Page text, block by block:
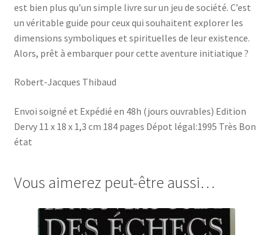
est bien plus qu’un simple livre sur un jeu de société. C’est
un véritable guide pour ceux qui souhaitent explorer les
dimensions symboliques et spirituelles de leur existence.
Alors, prêt à embarquer pour cette aventure initiatique ?
Robert-Jacques Thibaud
Envoi soigné et Expédié en 48h (jours ouvrables) Edition
Dervy 11 x 18 x 1,3 cm 184 pages Dépot légal:1995 Très Bon
état
Vous aimerez peut-être aussi…